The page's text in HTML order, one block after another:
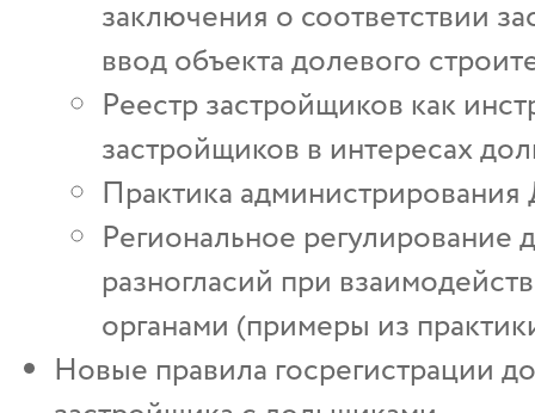
заключения о соответствии
ввод объекта долевого
Реестр застройщиков как
застройщиков в интересах
Практика
Региональное регулирование
разногласий при
органами (примеры из
Новые правила госрегистрации